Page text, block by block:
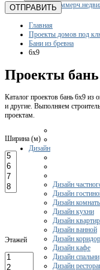
Дизайн
Дизайн
Дизайн
Дизайн
Дизайн кухни
Дизайн
Дизайн ванной
Дизайн
Дизайн кафе
Дизайн спальни
Дизайн
ОТПРАВИТЬ
Главная
Проекты домов под
Бани из бревна
6x9
Проекты бань
Каталог проектов бань 6х9 из
и другие. Выполняем
проектам.
Ширина (м)
Этажей